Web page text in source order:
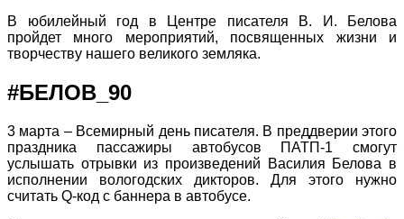
В юбилейный год в Центре писателя В. И. Белова
пройдет много мероприятий, посвященных жизни и
творчеству нашего великого земляка.
#БЕЛОВ_90
3 марта – Всемирный день писателя. В преддверии этого
праздника пассажиры автобусов ПАТП-1 смогут
услышать отрывки из произведений Василия Белова в
исполнении вологодских дикторов. Для этого нужно
считать Q-код с баннера в автобусе.